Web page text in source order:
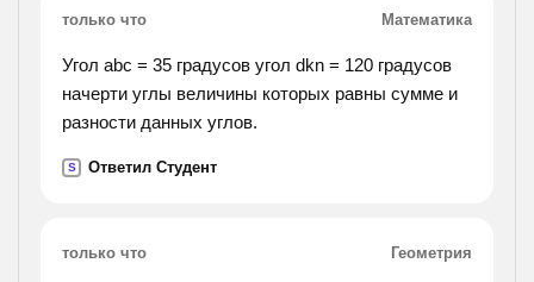
только что Математика
Угол abc = 35 градусов угол dkn = 120 градусов
начерти углы величины которых равны сумме и
разности данных углов.
S Ответил Студент
только что Геометрия